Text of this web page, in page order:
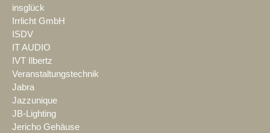
insglück
Irrlicht GmbH
ISDV
IT AUDIO
IVT Ilbertz
Veranstaltungstechnik
Jabra
Jazzunique
JB-Lighting
Jericho Gehäuse